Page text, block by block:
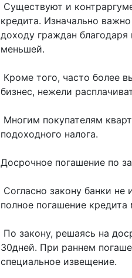
Существуют и
кредита. Изначально
доходу граждан
меньшей.
Кроме того, часто более
бизнес, нежели
Многим покупателям
подоходного налога.
Досрочное погашение по
Согласно закону банки
полное погашение
По закону, решаясь на
30дней. При раннем
специальное извещение.